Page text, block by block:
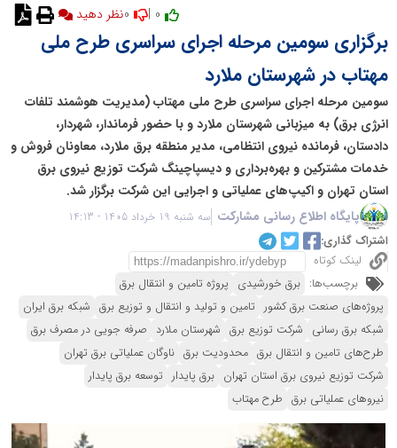
نظر دهید
برگزاری سومین مرحله اجرای سراسری طرح ملی
مهتاب در شهرستان ملارد
سومین مرحله اجرای سراسری طرح ملی مهتاب (مدیریت هوشمند تلفات
انرژی برق) به میزبانی شهرستان ملارد و با حضور فرماندار، شهردار،
دادستان، فرمانده نیروی انتظامی، مدیر منطقه برق ملارد، معاونان فروش و
خدمات مشترکین و بهره‌برداری و دیسپاچینگ شرکت توزیع نیروی برق
استان تهران و اکیپ‌های عملیاتی و اجرایی این شرکت برگزار شد.
پایگاه اطلاع رسانی مشارکت سه شنبه 19 خرداد 1405 - 14:13
اشتراک گذاری:
لینک کوتاه
برچسب‌ها: برق خورشیدی پروژه تامین و انتقال برق
پروژه‌های صنعت برق کشور تامین و تولید و انتقال و توزیع برق شبکه برق ایران
شبکه برق رسانی شرکت توزیع برق شهرستان ملارد صرفه جویی در مصرف برق
طرح‌های تامین و انتقال برق محدودیت برق ناوگان عملیاتی برق تهران
شرکت توزیع نیروی برق استان تهران برق پایدار توسعه برق پایدار
نیروهای عملیاتی برق طرح مهتاب